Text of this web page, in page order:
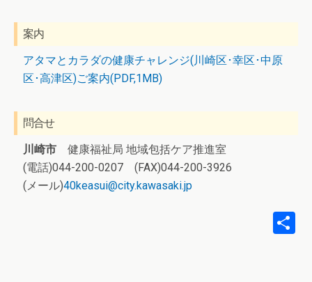
案内
アタマとカラダの健康チャレンジ(川崎区･幸区･中原
区･高津区)ご案内(PDF,1MB)
問合せ
川崎市 健康福祉局 地域包括ケア推進室
(電話)044-200-0207 (FAX)044-200-3926
(メール)40keasui@city.kawasaki.jp